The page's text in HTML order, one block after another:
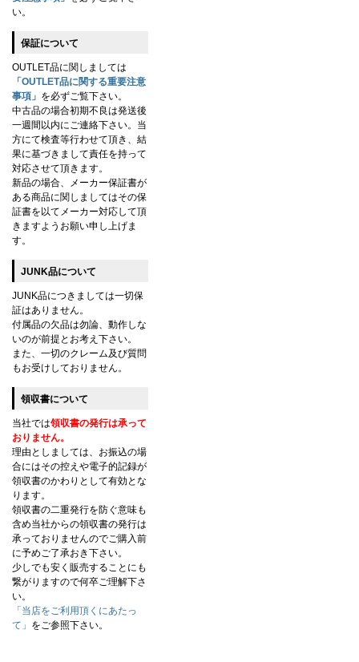
い。
保証について
OUTLET品に関しましては
「OUTLET品に関する重要注意
事項」 を必ずご覧下さい。
中古品の場合初期不良は発送後
一週間以内にご連絡下さい。当
方にて検査等行わせて頂き、結
果に基づきまして責任を持って
対応させて頂きます。
新品の場合、メーカー保証書が
ある商品に関しましてはその保
証書を以てメーカー対応して頂
きますようお願い申し上げま
す。
JUNK品について
JUNK品につきましては一切保
証はありません。
付属品の欠品は勿論、動作しな
いのが前提とお考え下さい。
また、一切のクレーム及び質問
もお受けしておりません。
領収書について
当社では領収書の発行は承って
おりません。
理由としましては、お振込の場
合にはその控えや電子的記録が
領収書のかわりとして有効とな
ります。
領収書の二重発行を防ぐ意味も
含め当社からの領収書の発行は
承っておりませんのでご購入前
に予めご了承おき下さい。
少しでも安く販売することにも
繋がりますので何卒ご理解下さ
い。
「当店をご利用頂くにあたっ
て」 をご参照下さい。